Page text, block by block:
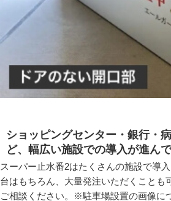
ショッピングセンター・銀行・
ど、幅広い施設での導入が進ん
スーパー止水番2はたくさんの施設で導
台はもちろん、大量発注いただくことも
ご相談ください。※駐車場設置の画像に